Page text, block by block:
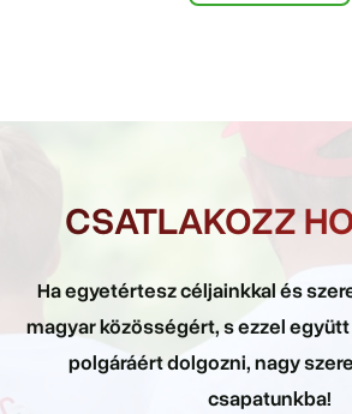
CSATLAKOZZ
Ha egyetértesz céljainkkal és
magyar közösségért, s ezzel
polgáráért dolgozni, nagy
csapatunkba!